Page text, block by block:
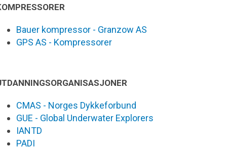
Bauer kompressor - Granzow AS
GPS AS - Kompressorer
CMAS - Norges Dykkeforbund
GUE - Global Underwater Explorers
IANTD
PADI